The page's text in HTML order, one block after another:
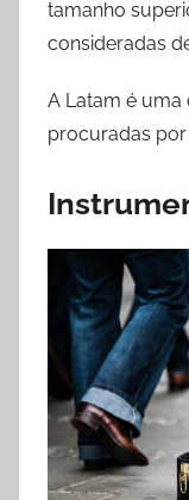
tamanho
consideradas
A Latam é uma
procuradas